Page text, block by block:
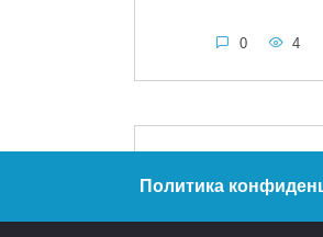
0 4
средство
Политика